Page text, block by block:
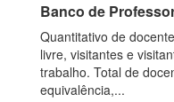
Banco de
Quantitativo de
livre, visitantes e
trabalho. Total de
equivalência,...